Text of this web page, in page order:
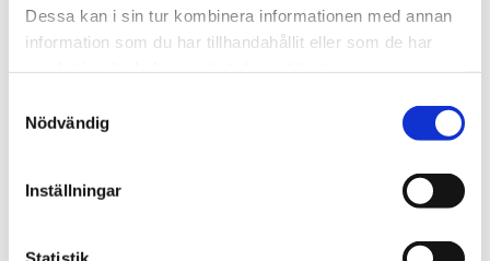
Dessa kan i sin tur kombinera informationen med annan
information som du har tillhandahållit eller som de har
Nödvändig
Inställningar
Blindnittång Gesipa, FLIPPER